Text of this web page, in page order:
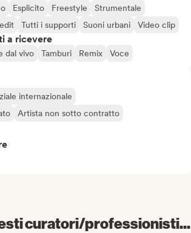
Esplicito Freestyle
Strumentale
Tutti i supporti Suoni urbani Video clip
a ricevere
dal vivo Tamburi Remix Voce
internazionale
Artista non sotto contratto
curatori/professionisti...